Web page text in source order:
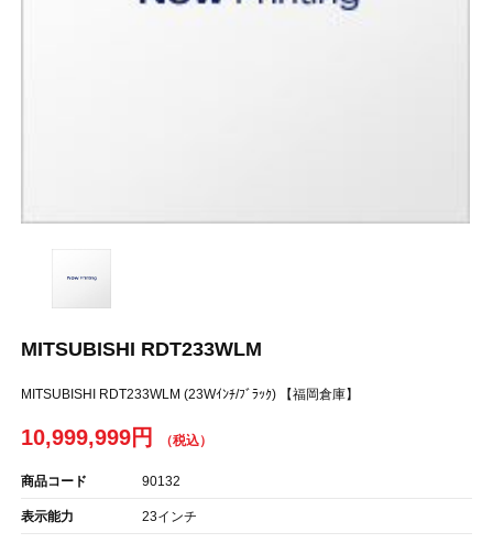
MITSUBISHI RDT233WLM
MITSUBISHI RDT233WLM (23Wｲﾝﾁ/ﾌﾞﾗｯｸ) 【福岡倉庫】
10,999,999円
商品コード 90132
表示能力 23インチ